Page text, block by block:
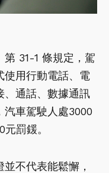
第 31-1 條規定，駕
使用行動電話、電
、通話、數據通訊
汽車駕駛人處3000
罰鍰。
不代表能鬆懈，